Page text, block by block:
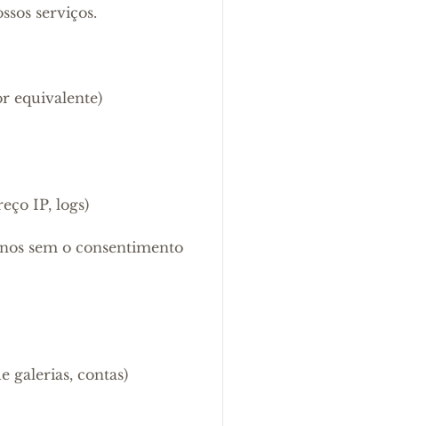
serviços.
equivalente)
IP, logs)
sem o consentimento
galerias, contas)